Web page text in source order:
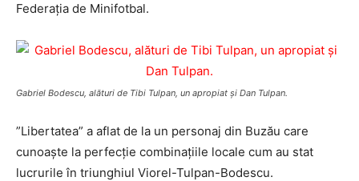
Federația de Minifotbal.
Gabriel Bodescu, alături de Tibi Tulpan, un apropiat şi Dan Tulpan.
”Libertatea” a aflat de la un personaj din Buzău care
cunoaște la perfecție combinațiile locale cum au stat
lucrurile în triunghiul Viorel-Tulpan-Bodescu.